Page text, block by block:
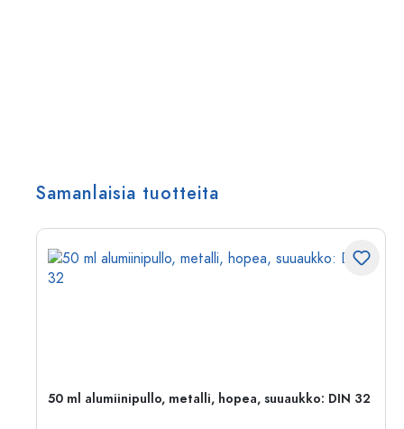
Samanlaisia tuotteita
50 ml alumiinipullo, metalli, hopea, suuaukko: DIN 32